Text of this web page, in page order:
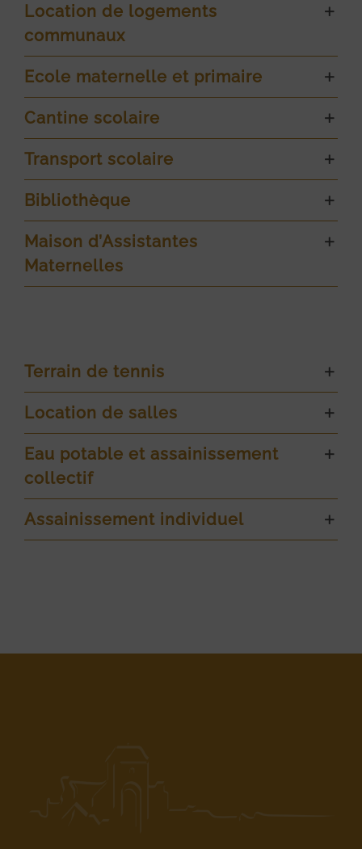
Location de logements
communaux
Ecole maternelle et primaire
Cantine scolaire
Transport scolaire
Bibliothèque
Maison d’Assistantes
Maternelles
Terrain de tennis
Location de salles
Eau potable et assainissement
collectif
Assainissement individuel